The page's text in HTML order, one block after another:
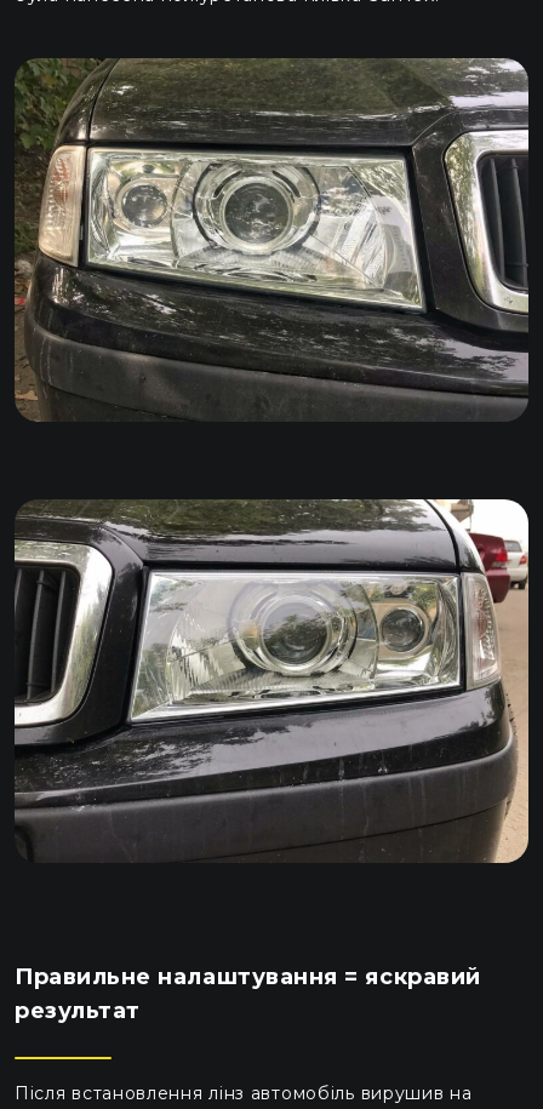
Правильне налаштування = яскравий
результат
Після встановлення лінз автомобіль вирушив на